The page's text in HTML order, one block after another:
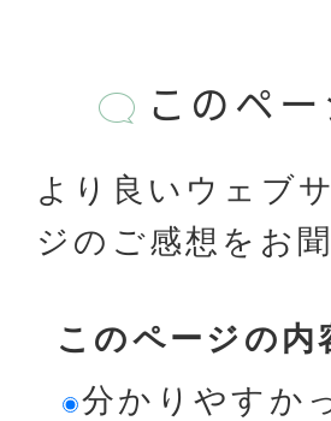
このペ
より良いウェブ
ジのご感想をお
このページの
分かりやすか